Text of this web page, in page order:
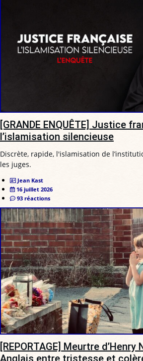
[GRANDE ENQUÊTE] Justice
l’islamisation silencieuse
Discrète, rapide, l'islamisation de
les juges.
Jean Kast
16 juillet 2026
93 réactions
[REPORTAGE] Meurtre d’Henry